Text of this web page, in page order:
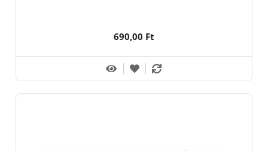
690,00 Ft